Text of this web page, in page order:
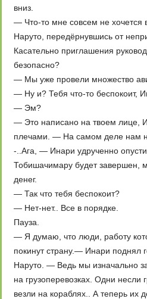
вниз.
— Что-то мне совсем не хочется
Наруто, передёрнувшись от
Касательно приглашения
безопасно?
— Мы уже провели множество
— Ну и? Тебя что-то беспокоит,
— Эм?
— Это написано на твоем лице,
плечами. — На самом деле нам
-..Ага, — Инари удрученно
Тобишачимару будет завершен,
денег.
— Так что тебя беспокоит?
— Нет-нет.. Все в порядке.
Пауза.
— Я думаю, что люди, работу
покинут страну.— Инари поднял
Наруто. — Ведь мы изначально
на грузоперевозках. Одни несли
везли на кораблях.. А теперь их